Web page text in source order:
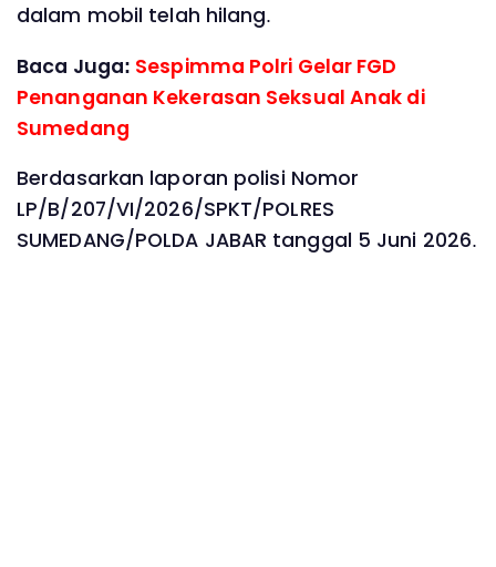
dalam mobil telah hilang.
Baca Juga: Sespimma Polri Gelar FGD
Penanganan Kekerasan Seksual Anak di
Sumedang
Berdasarkan laporan polisi Nomor
LP/B/207/VI/2026/SPKT/POLRES
SUMEDANG/POLDA JABAR tanggal 5 Juni 2026.